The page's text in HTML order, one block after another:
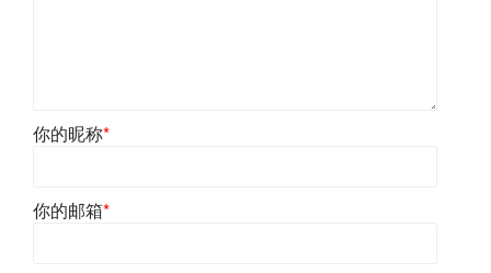
你的昵称*
你的邮箱*